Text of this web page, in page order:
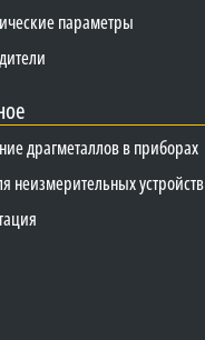
параметры
драгметаллов в приборах
неизмерительных устройств